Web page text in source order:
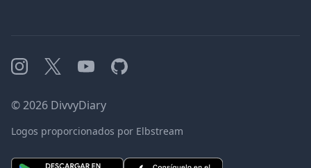
Instagram
X YouTubeGitHub
©2026 DivvyDiary
Logos proporcionados por Elbstream